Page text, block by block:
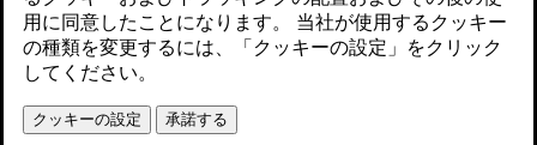
このトピックの詳細